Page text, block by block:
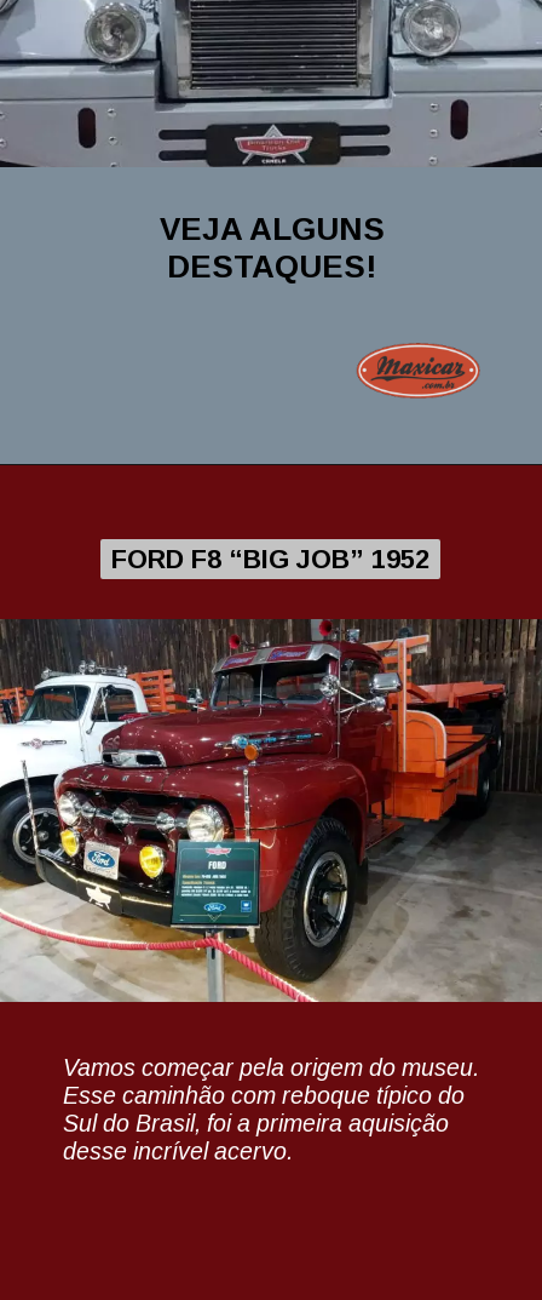
VEJA ALGUNS
DESTAQUES!
Vamos começar pela origem do museu.
Esse caminhão com reboque típico do
Sul do Brasil, foi a primeira aquisição
desse incrível acervo.
FORD F8 “BIG JOB” 1952
FORD F8 “BIG JOB” 1952